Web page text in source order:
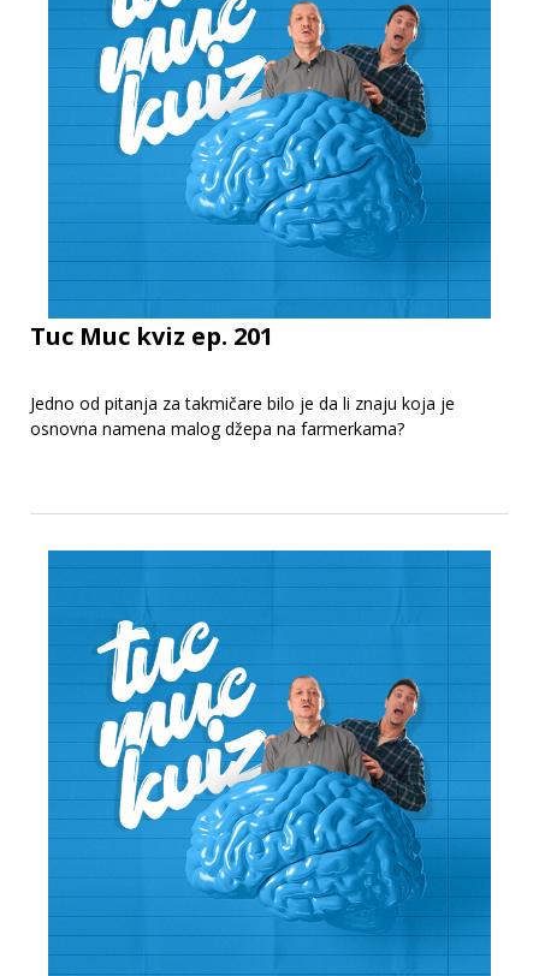
Tuc Muc kviz ep. 201
Jedno od pitanja za takmičare bilo je da li znaju koja je
osnovna namena malog džepa na farmerkama?